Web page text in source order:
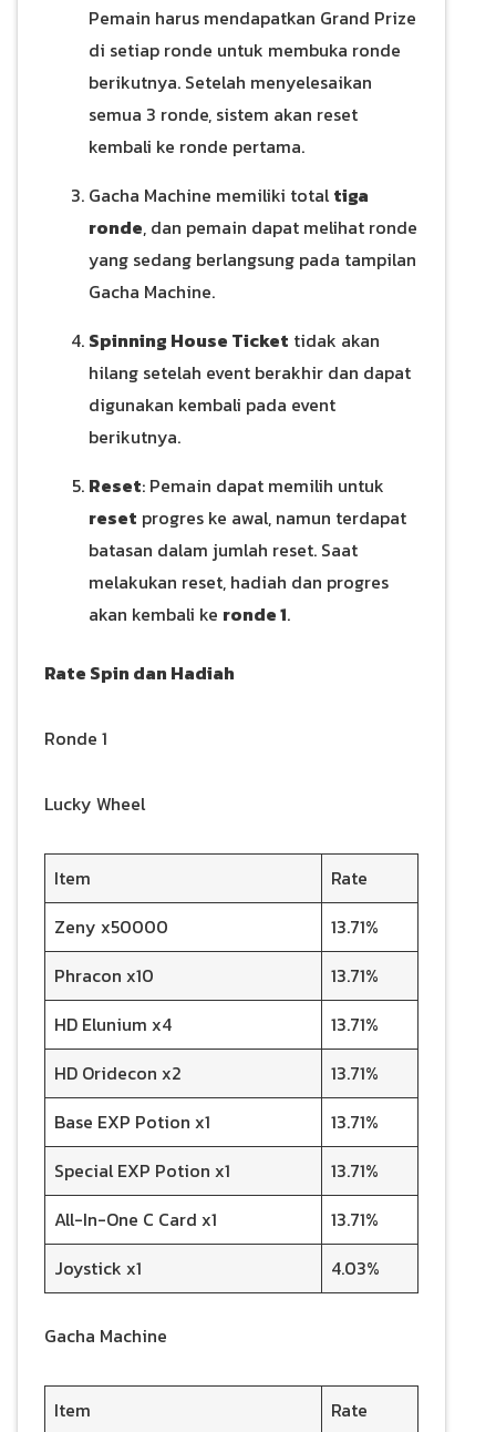
Pemain harus mendapatkan Grand Prize
di setiap ronde untuk membuka ronde
berikutnya. Setelah menyelesaikan
semua 3 ronde, sistem akan reset
kembali ke ronde pertama.
Gacha Machine memiliki total tiga
ronde, dan pemain dapat melihat ronde
yang sedang berlangsung pada tampilan
Gacha Machine.
Spinning House Ticket tidak akan
hilang setelah event berakhir dan dapat
digunakan kembali pada event
berikutnya.
Reset: Pemain dapat memilih untuk
reset progres ke awal, namun terdapat
batasan dalam jumlah reset. Saat
melakukan reset, hadiah dan progres
akan kembali ke ronde 1.
Rate Spin dan Hadiah
Ronde 1
Lucky Wheel
Item
Rate
Zeny x50000
13.71%
Phracon x10
13.71%
HD Elunium x4
13.71%
HD Oridecon x2
13.71%
Base EXP Potion x1
13.71%
Special EXP Potion x1
13.71%
All-In-One C Card x1
13.71%
Joystick x1
4.03%
Gacha Machine
Item Rate